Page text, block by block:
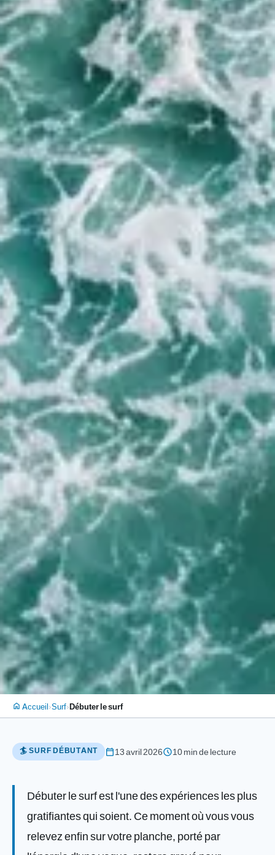
home Accueil›Surf›Débuter le surf
🏄 SURF DÉBUTANT calendar_today13 avril 2026schedule10 min de lecture
Débuter le surf est l'une des expériences les plus
gratifiantes qui soient. Ce moment où vous vous
relevez enfin sur votre planche, porté par